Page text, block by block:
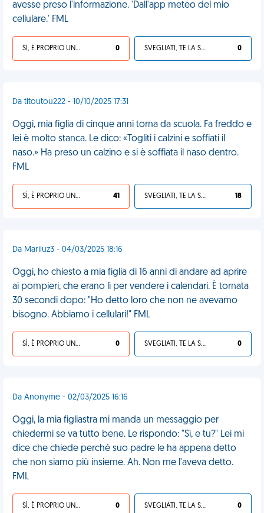
avesse preso l'informazione. 'Dall'app meteo del mio
cellulare.' FML
SÌ, È PROPRIO UNA VDM! 0 SVEGLIATI, TE LA SEI CERCATA! 0
Da titoutou222 - 10/10/2025 17:31
Oggi, mia figlia di cinque anni torna da scuola. Fa freddo e
lei è molto stanca. Le dico: «Togliti i calzini e soffiati il
naso.» Ha preso un calzino e si è soffiata il naso dentro.
FML
SÌ, È PROPRIO UNA VDM! 41 SVEGLIATI, TE LA SEI CERCATA! 18
Da Mariluz3 - 04/03/2025 18:16
Oggi, ho chiesto a mia figlia di 16 anni di andare ad aprire
ai pompieri, che erano lì per vendere i calendari. È tornata
30 secondi dopo: "Ho detto loro che non ne avevamo
bisogno. Abbiamo i cellulari!" FML
SÌ, È PROPRIO UNA VDM! 0 SVEGLIATI, TE LA SEI CERCATA! 0
Da Anonyme - 02/03/2025 16:16
Oggi, la mia figliastra mi manda un messaggio per
chiedermi se va tutto bene. Le rispondo: "Sì, e tu?" Lei mi
dice che chiede perché suo padre le ha appena detto
che non siamo più insieme. Ah. Non me l'aveva detto.
FML
SÌ, È PROPRIO UNA VDM! 0 SVEGLIATI, TE LA SEI CERCATA! 0